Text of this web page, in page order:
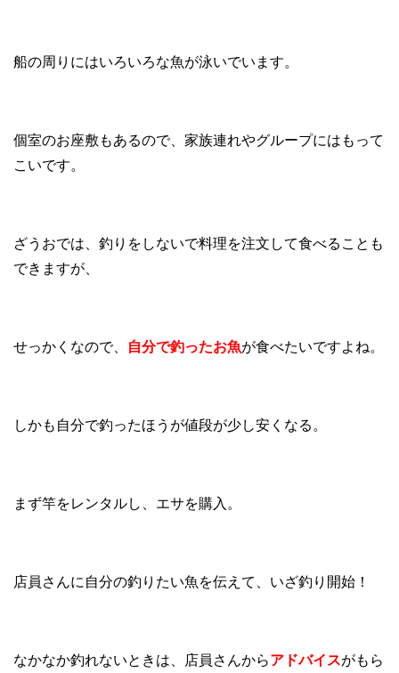
船の周りにはいろいろな魚が泳いでいます。
個室のお座敷もあるので、家族連れやグループにはもって
こいです。
ざうおでは、釣りをしないで料理を注文して食べることも
できますが、
せっかくなので、 自分で釣ったお魚が食べたいですよね。
しかも自分で釣ったほうが値段が少し安くなる。
まず竿をレンタルし、エサを購入。
店員さんに自分の釣りたい魚を伝えて、いざ釣り開始！
なかなか釣れないときは、店員さんからアドバイスがもら